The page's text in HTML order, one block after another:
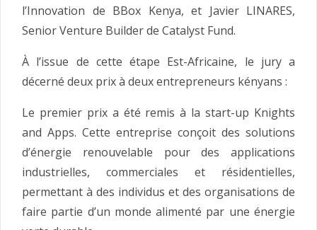
l’Innovation de BBox Kenya, et Javier LINARES,
Senior Venture Builder de Catalyst Fund.
À l’issue de cette étape Est-Africaine, le jury a
décerné deux prix à deux entrepreneurs kényans :
Le premier prix a été remis à la start-up Knights
and Apps. Cette entreprise conçoit des solutions
d’énergie renouvelable pour des applications
industrielles, commerciales et résidentielles,
permettant à des individus et des organisations de
faire partie d’un monde alimenté par une énergie